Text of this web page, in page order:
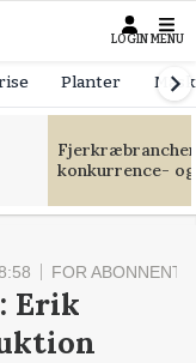
LOGIN MENU
Planter
konkurrence-
FOR
Erik